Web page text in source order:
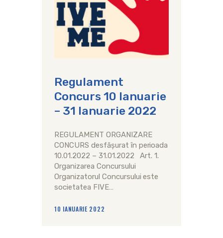
Regulament
Concurs 10 Ianuarie
– 31 Ianuarie 2022
REGULAMENT ORGANIZARE
CONCURS desfășurat în perioada
10.01.2022 – 31.01.2022 Art. 1.
Organizarea Concursului
Organizatorul Concursului este
societatea FIVE…
10 IANUARIE 2022